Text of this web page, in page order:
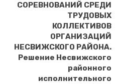
СОРЕВНОВАНИЙ СРЕДИ
ТРУДОВЫХ
КОЛЛЕКТИВОВ
ОРГАНИЗАЦИЙ
НЕСВИЖСКОГО РАЙОНА.
Решение Несвижского
районного
исполнительного